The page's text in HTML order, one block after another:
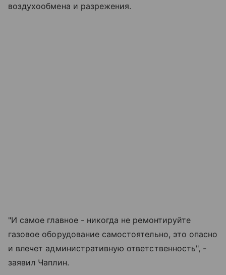
воздухообмена и разрежения.
"И самое главное - никогда не ремонтируйте
газовое оборудование самостоятельно, это опасно
и влечет административную ответственность", -
заявил Чаплин.